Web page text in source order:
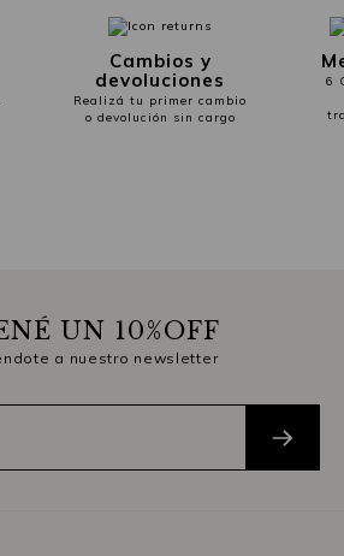
Cambios y
devoluciones
Realizá tu primer cambio
o devolución sin cargo
6
UN 10%OFF
a nuestro newsletter